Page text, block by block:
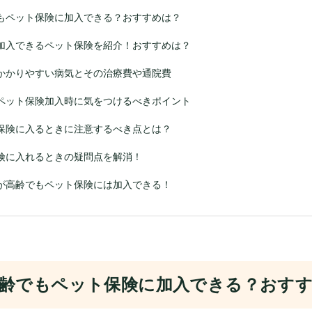
ペット保険に加入できる？おすすめは？
入できるペット保険を紹介！おすすめは？
かりやすい病気とその治療費や通院費
ット保険加入時に気をつけるべきポイント
険に入るときに注意するべき点とは？
に入れるときの疑問点を解消！
高齢でもペット保険には加入できる！
でもペット保険に加入できる？おす